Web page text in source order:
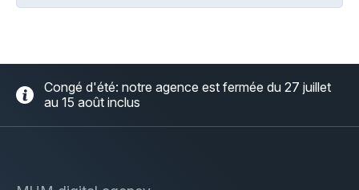
Congé d'été: notre agence est fermée du 27 juillet
au 15 août inclus